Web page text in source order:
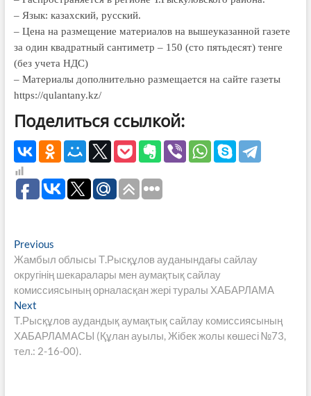
– Язык: казахский, русский.
– Цена на размещение материалов на вышеуказанной газете
за один квадратный сантиметр – 150 (сто пятьдесят) тенге
(без учета НДС)
– Материалы дополнительно размещается на сайте газеты
https://qulantany.kz/
Поделиться ссылкой:
Навигация
по
записям
PreviousPrevious
post:
Жамбыл облысы Т.Рысқұлов ауданындағы сайлау
округінің шекаралары мен аумақтық сайлау
комиссиясының орналасқан жері туралы ХАБАРЛАМА
NextNext
post:
Т.Рысқұлов аудандық аумақтық сайлау комиссиясының
ХАБАРЛАМАСЫ (Құлан ауылы, Жібек жолы көшесі №73,
тел.: 2-16-00).